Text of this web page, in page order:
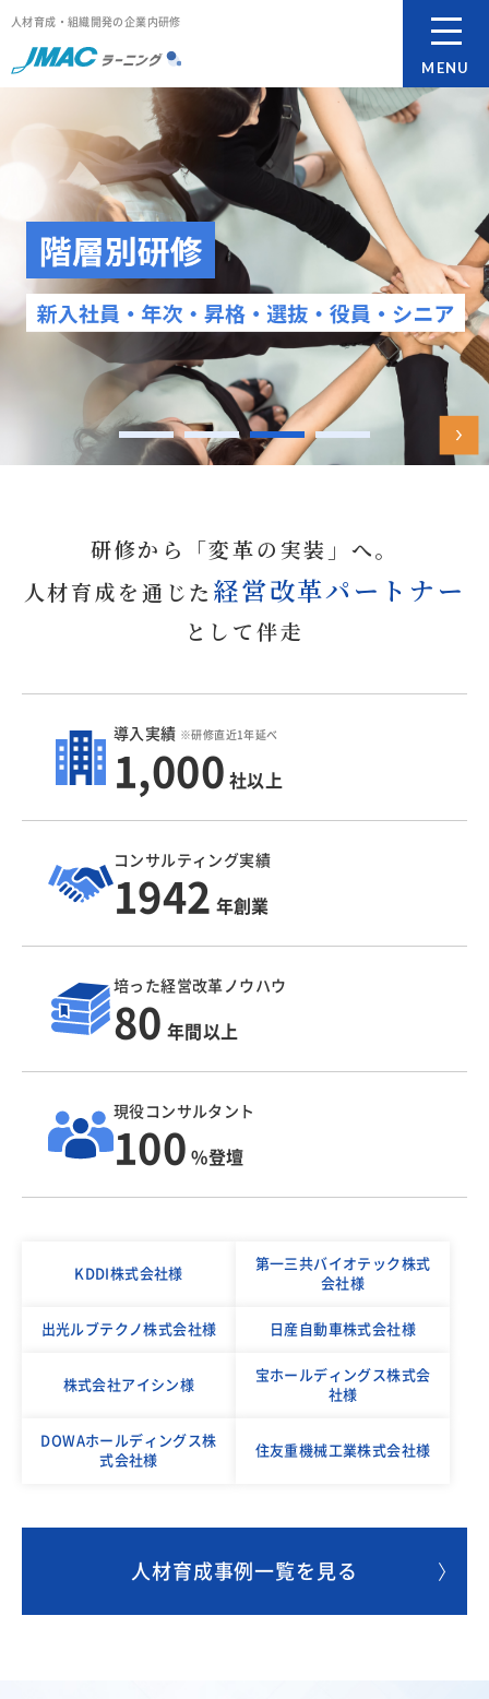
人材育成・組織開発の企業内研修
MENU
1 2 3 4
研修から「変革の実装」へ。
人材育成を通じた 経営改革パートナー
として伴走
導入実績 ※研修直近1年延べ
1,000 社以上
コンサルティング実績
1942 年創業
培った経営改革ノウハウ
80 年間以上
現役コンサルタント
100 %登壇
KDDI株式会社様
第一三共バイオテック株式
会社様
出光ルブテクノ株式会社様 日産自動車株式会社様
株式会社アイシン様
宝ホールディングス株式会
社様
DOWAホールディングス株
式会社様
住友重機械工業株式会社様
人材育成事例一覧を見る